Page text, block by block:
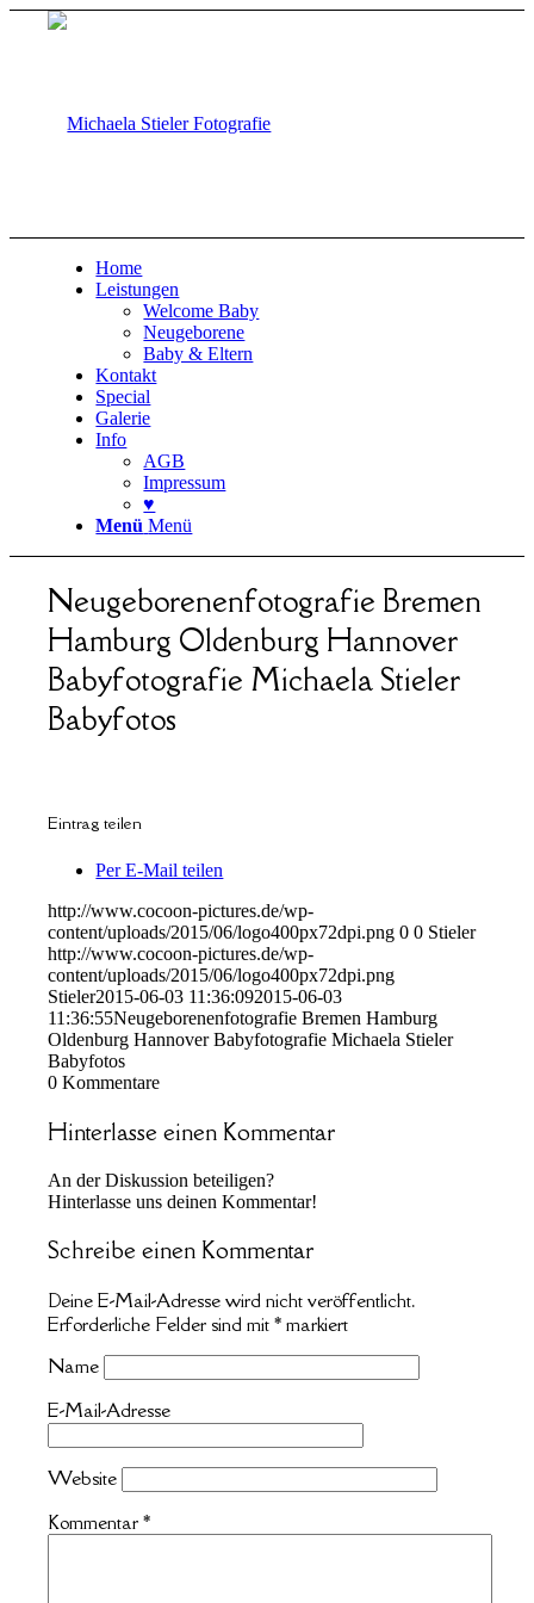
Home
Leistungen
Welcome Baby
Neugeborene
Baby & Eltern
Kontakt
Special
Galerie
Info
AGB
Impressum
♥
Menü Menü
Neugeborenenfotografie Bremen
Hamburg Oldenburg Hannover
Babyfotografie Michaela Stieler
Babyfotos
Eintrag teilen
Per E-Mail teilen
http://www.cocoon-pictures.de/wp-
content/uploads/2015/06/logo400px72dpi.png 0 0 Stieler
http://www.cocoon-pictures.de/wp-
content/uploads/2015/06/logo400px72dpi.png
Stieler2015-06-03 11:36:092015-06-03
11:36:55Neugeborenenfotografie Bremen Hamburg
Oldenburg Hannover Babyfotografie Michaela Stieler
Babyfotos
0 Kommentare
Hinterlasse einen Kommentar
An der Diskussion beteiligen?
Hinterlasse uns deinen Kommentar!
Schreibe einen Kommentar
Deine E-Mail-Adresse wird nicht veröffentlicht.
Erforderliche Felder sind mit* markiert
Name
E-Mail-Adresse
Website
Kommentar*